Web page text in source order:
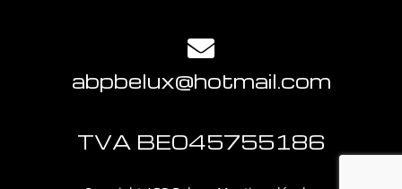
abpbelux@hotmail.com
TVA BE045755186